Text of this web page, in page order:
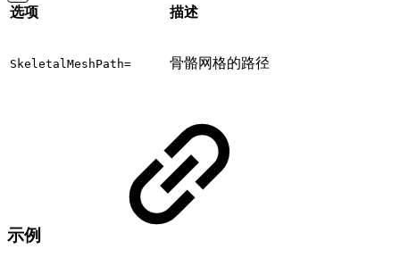
选项 描述
SkeletalMeshPath= 骨骼网格的路径
示例